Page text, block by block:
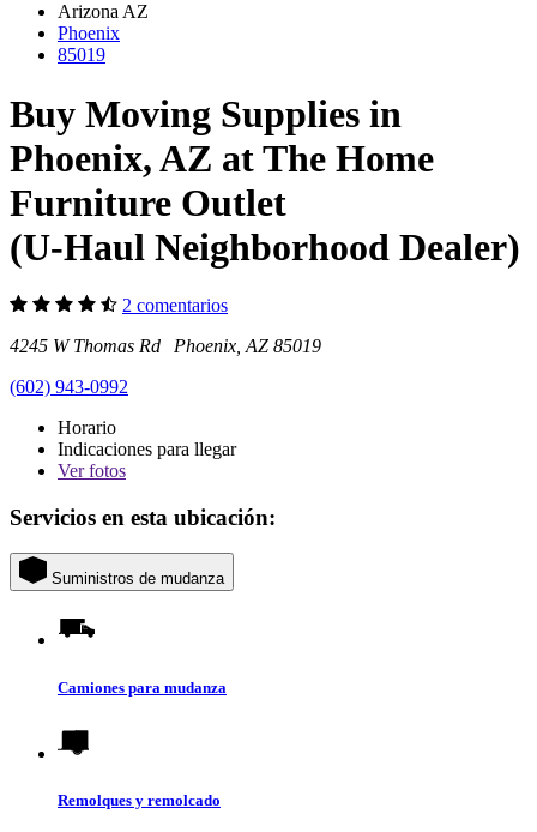
Arizona AZ
Phoenix
85019
Buy Moving Supplies in
Phoenix, AZ at The Home
Furniture Outlet
(U-Haul Neighborhood Dealer)
2 comentarios
4245 W Thomas Rd Phoenix, AZ 85019
(602) 943-0992
Horario
Indicaciones para llegar
Verfotos
Servicios en esta ubicación:
Suministros de mudanza
Camiones para mudanza
Remolques y remolcado